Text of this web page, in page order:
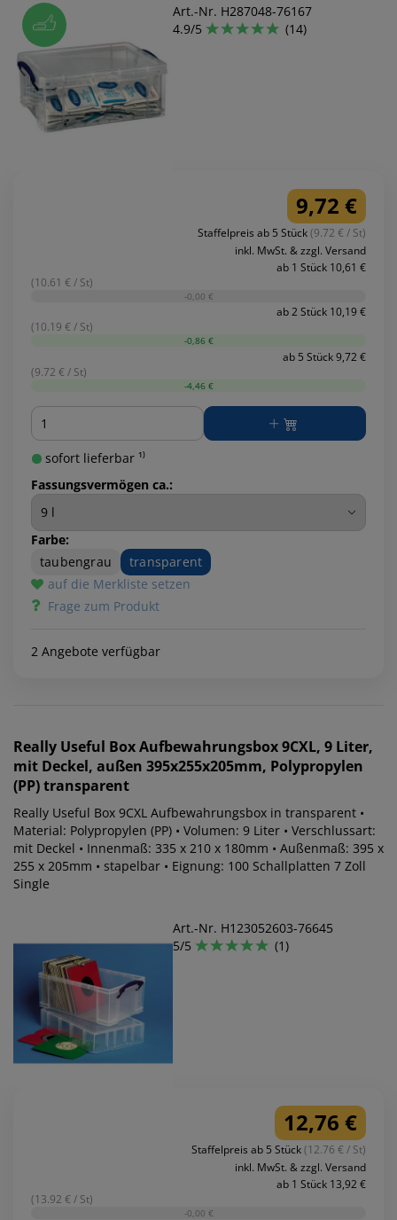
Art.-Nr. H287048-76167
4.9/5
(14)
9,72 €
Staffelpreis ab 5 Stück(9.72 € / St)
inkl. MwSt. & zzgl. Versand
ab 1 Stück 10,61 €
(10.61 € / St)
-0,00 €
ab 2 Stück 10,19 €
(10.19 € / St)
-0,86 €
ab 5 Stück 9,72 €
(9.72 € / St)
-4,46 €
Menge
sofort lieferbar ¹⁾
Fassungsvermögen ca.:
Farbe:
taubengrau
transparent
auf die Merkliste setzen
Frage zum Produkt
2 Angebote verfügbar
Really Useful BoxAufbewahrungsbox 9CXL, 9 Liter,
mit Deckel, außen 395x255x205mm, Polypropylen
(PP) transparent
Really Useful Box 9CXL Aufbewahrungsbox in transparent •
Material: Polypropylen (PP) • Volumen: 9 Liter • Verschlussart:
mit Deckel • Innenmaß: 335 x 210 x 180mm • Außenmaß: 395 x
255 x 205mm • stapelbar • Eignung: 100 Schallplatten 7 Zoll
Single
Art.-Nr. H123052603-76645
5/5
(1)
12,76 €
Staffelpreis ab 5 Stück(12.76 € / St)
inkl. MwSt. & zzgl. Versand
ab 1 Stück 13,92 €
(13.92 € / St)
-0,00 €